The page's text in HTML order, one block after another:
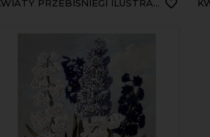
KWIATY PRZEBIŚNIEGI ILUSTRACJA